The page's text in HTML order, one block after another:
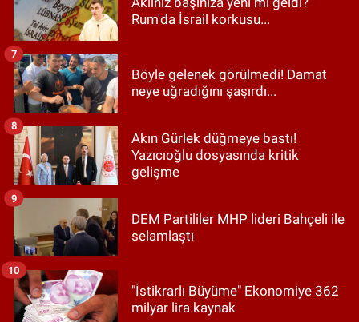
Rum'da İsrail korkusu...
Böyle gelenek görülmedi! Damat
neye uğradığını şaşırdı...
7
Akın Gürlek düğmeye bastı!
Yazıcıoğlu dosyasında kritik
gelişme
8
DEM Partililer MHP lideri Bahçeli ile
selamlaştı
9
"İstikrarlı Büyüme" Ekonomiye 362
milyar lira kaynak
10